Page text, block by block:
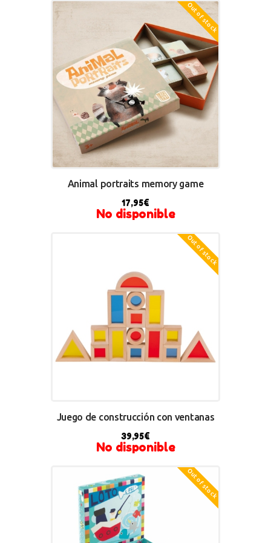
Out of stock
Animal portraits memory game
17,95€
No disponible
Out of stock
Juego de construcción con ventanas
39,95€
No disponible
Out of stock